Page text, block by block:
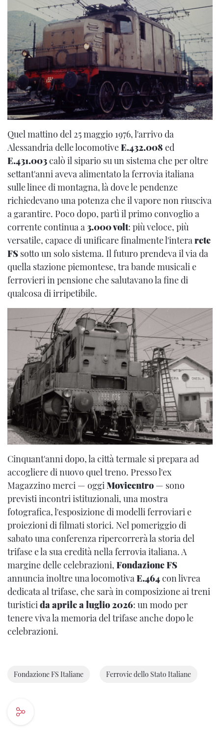
Quel mattino del 25 maggio 1976, l'arrivo da
Alessandria delle locomotiveE.432.008 ed
E.431.003calò il sipario su un sistema che per oltre
settant'anni aveva alimentato la ferrovia italiana
sulle linee di montagna, là dove le pendenze
richiedevano una potenza che il vapore non riusciva
a garantire. Poco dopo, partì il primo convoglio a
corrente continua a 3.000 volt: più veloce, più
versatile, capace di unificare finalmente l'intera rete
FS sotto un solo sistema. Il futuro prendeva il via da
quella stazione piemontese, tra bande musicali e
ferrovieri in pensione che salutavano la fine di
qualcosa di irripetibile.
Cinquant'anni dopo, la città termale si prepara ad
accogliere di nuovo quel treno. Presso l'ex
Magazzino merci — oggiMovicentro — sono
previsti incontri istituzionali, una mostra
fotografica, l'esposizione di modelli ferroviari e
proiezioni di filmati storici. Nel pomeriggio di
sabato una conferenza ripercorrerà la storia del
trifase e la sua eredità nella ferrovia italiana. A
margine delle celebrazioni, Fondazione FS
annuncia inoltre una locomotivaE.464con livrea
dedicata al trifase, che sarà in composizione ai treni
turisticida aprile a luglio 2026: un modo per
tenere viva la memoria del trifase anche dopo le
celebrazioni.
Fondazione FS Italiane Ferrovie dello Stato Italiane